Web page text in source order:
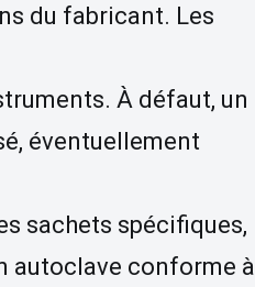
du fabricant. Les
À défaut, un
éventuellement
sachets spécifiques,
autoclave conforme à